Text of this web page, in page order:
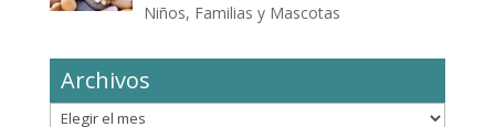
Niños, Familias y Mascotas
Archivos
Archivos